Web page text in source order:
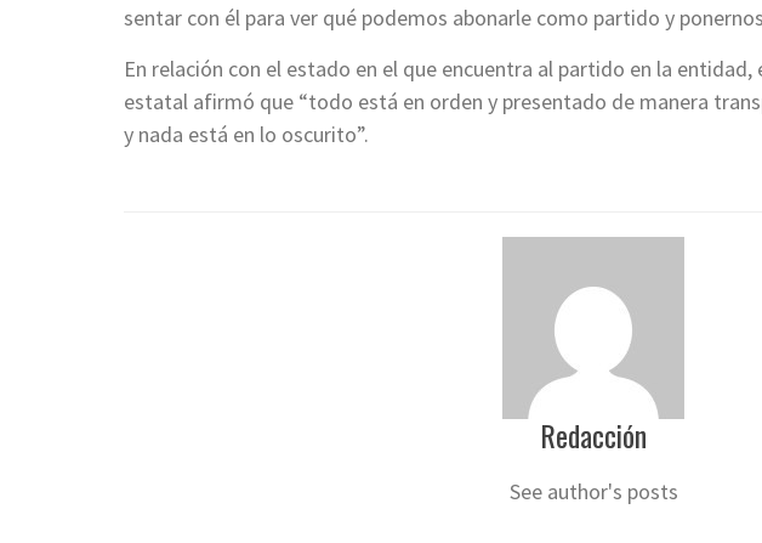
sentar con él para ver qué podemos abonarle como partido y
En relación con el estado en el que encuentra al partido en la
estatal afirmó que “todo está en orden y presentado de manera
y nada está en lo oscurito”.
Redacción
See author's posts